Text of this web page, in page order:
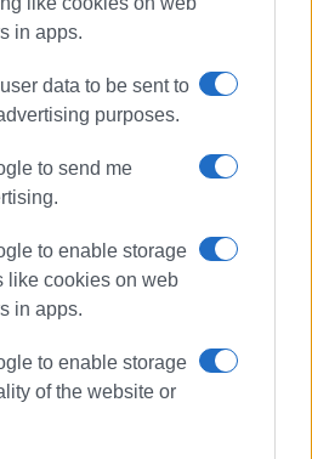
in apps.
data to be sent to
purposes.
to send me
to enable storage
like cookies on web
in apps.
to enable storage
of the website or
Επίτιμος Καθηγητής του Ιονίου
Πανεπιστημίου ο Οικουμενικός
Διάλεξη στο Ιόνιο Πανεπιστήμιο:
Πώς η Τεχνητή Νοημοσύνη
αλλάζει την πνευματική
ιδιοκτησία και το μέλλον της
γνώσης
Ο Πρύτανης Ανδρέας Φλώρος